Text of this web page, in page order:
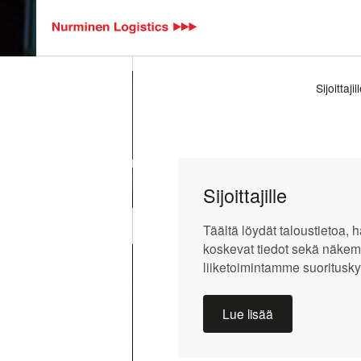
Sijoittajille
Täältä löydät taloustietoa,
koskevat tiedot sekä
liiketoimintamme
Lue lisää
Ura Nurmisella
Ura Nurmisella